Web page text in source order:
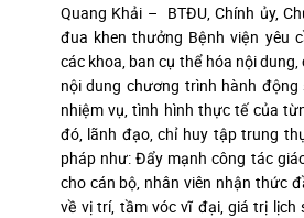
Quang Khải – BTĐU, Chính ủy,
đua khen thưởng Bệnh viện yêu
các khoa, ban cụ thể hóa nội
nội dung chương trình hành động
nhiệm vụ, tình hình thực tế của
đó, lãnh đạo, chỉ huy tập trung
pháp như: Đẩy mạnh công tác
cho cán bộ, nhân viên nhận thức
về vị trí, tầm vóc vĩ đại, giá trị lịch